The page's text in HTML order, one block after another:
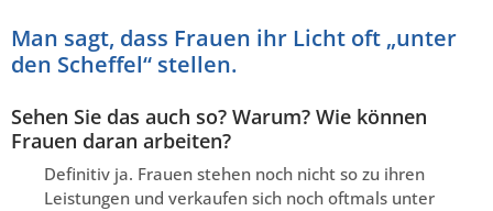
Man sagt, dass Frauen ihr Licht oft „unter
den Scheffel“ stellen.
Sehen Sie das auch so? Warum? Wie können
Frauen daran arbeiten?
Definitiv ja. Frauen stehen noch nicht so zu ihren
Leistungen und verkaufen sich noch oftmals unter